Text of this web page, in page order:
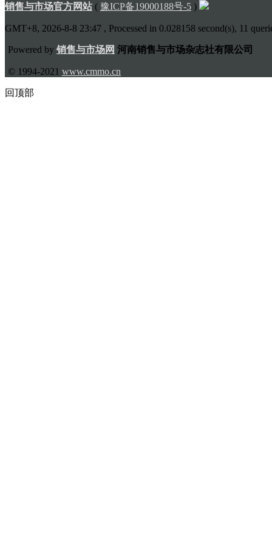
销售与市场官方网站( 豫ICP备19000188号-5 )
GMT+8, 2026-8-8 23:47 , Processed in 0.028158 second(s), 11
Powered by 销售与市场网 河南销售与市场杂志社有限公司
© 1994-2021 www.cmmo.cn
回顶部